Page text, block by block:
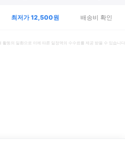
최저가12,500원 배송비 확인
활동의 일환으로 이에 따른 일정액의 수수료를 제공 받을 수 있습니다